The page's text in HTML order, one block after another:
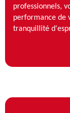
professionnels,
performance de
tranquillité